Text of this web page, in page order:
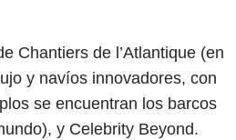
Chantiers de l’Atlantique (en
y navíos innovadores, con
se encuentran los barcos
y Celebrity Beyond.